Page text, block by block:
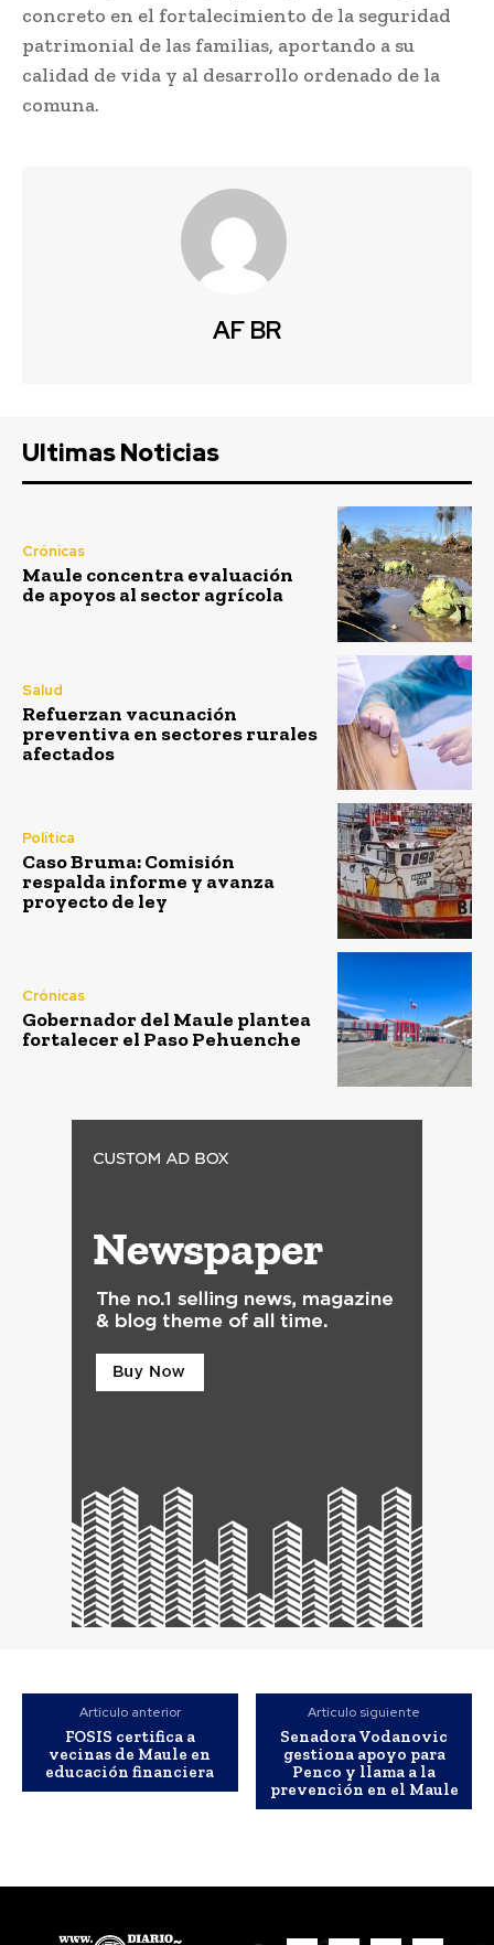
concreto en el fortalecimiento de la seguridad
patrimonial de las familias, aportando a su
calidad de vida y al desarrollo ordenado de la
comuna.
AF BR
Ultimas Noticias
Crónicas
Maule concentra evaluación
de apoyos al sector agrícola
Salud
Refuerzan vacunación
preventiva en sectores rurales
afectados
Política
Caso Bruma: Comisión
respalda informe y avanza
proyecto de ley
Crónicas
Gobernador del Maule plantea
fortalecer el Paso Pehuenche
Artículo anterior
FOSIS certifica a
vecinas de Maule en
educación financiera
Artículo siguiente
Senadora Vodanovic
gestiona apoyo para
Penco y llama a la
prevención en el Maule